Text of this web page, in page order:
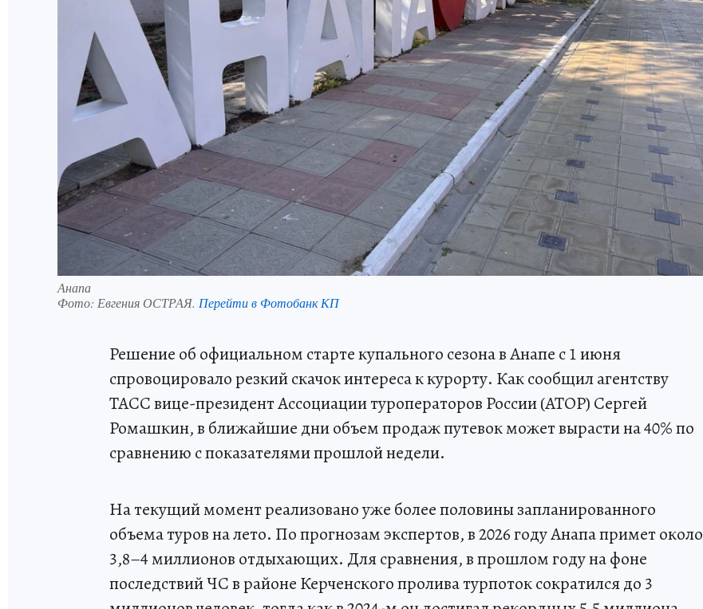
Анапа
Фото: Евгения ОСТРАЯ. Перейти в Фотобанк КП
Решение об официальном старте купального сезона в Анапе с 1 июня
спровоцировало резкий скачок интереса к курорту. Как сообщил агентству
ТАСС вице-президент Ассоциации туроператоров России (АТОР) Сергей
Ромашкин, в ближайшие дни объем продаж путевок может вырасти на 40% по
сравнению с показателями прошлой недели.
На текущий момент реализовано уже более половины запланированного
объема туров на лето. По прогнозам экспертов, в 2026 году Анапа примет около
3,8–4 миллионов отдыхающих. Для сравнения, в прошлом году на фоне
последствий ЧС в районе Керченского пролива турпоток сократился до 3